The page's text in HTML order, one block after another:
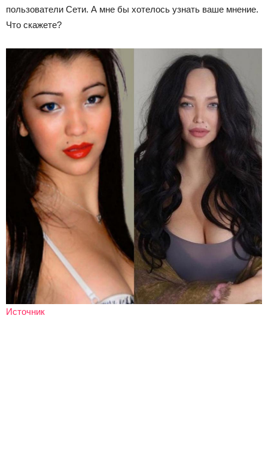
пользователи Сети. А мне бы хотелось узнать ваше мнение.
Что скажете?
Источник